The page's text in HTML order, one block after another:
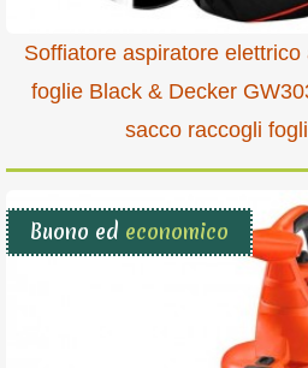
Soffiatore aspiratore
foglie Black & Decker
sacco raccogli
Buono ed economico